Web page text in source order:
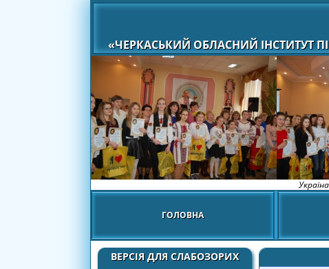
«ЧЕРКАСЬКИЙ ОБЛАСНИЙ ІНСТИТУТ
ГОЛОВНА
ВЕРСІЯ ДЛЯ СЛАБОЗОРИХ